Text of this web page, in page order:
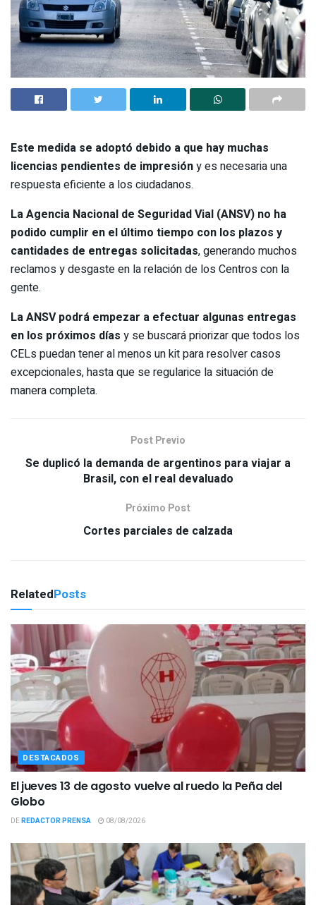
Este medida se adoptó debido a que hay muchas
licencias pendientes de impresióny es necesaria una
respuesta eficiente a los ciudadanos.
La Agencia Nacional de Seguridad Vial (ANSV) no ha
podido cumplir en el último tiempo con los plazos y
cantidades de entregas solicitadas, generando muchos
reclamos y desgaste en la relación de los Centros con la
gente.
La ANSV podrá empezar a efectuar algunas entregas
en los próximos días y se buscará priorizar que todos los
CELs puedan tener al menos un kit para resolver casos
excepcionales, hasta que se regularice la situación de
manera completa.
Post Previo
Se duplicó la demanda de argentinos para viajar a
Brasil, con el real devaluado
Próximo Post
Cortes parciales de calzada
RelatedPosts
DESTACADOS
El jueves 13 de agosto vuelve al ruedo la Peña del
Globo
DEREDACTOR PRENSA 08/08/2026